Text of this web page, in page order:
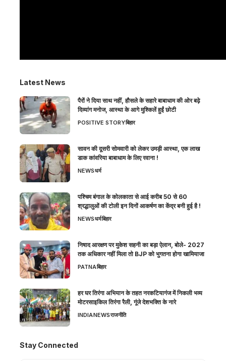
Latest News
पैरों ने दिया साथ नहीं, हौसले के सहारे बाबाधाम की ओर बढ़े
दिव्यांग मनोज, आस्था के आगे मुश्किलें हुईं छोटी
POSITIVE STORYबिहार
सावन की दूसरी सोमवारी को लेकर उमड़ी आस्था, एक लाख
डाक कांवरिया बाबाधाम के लिए रवाना !
NEWSधर्म
पश्चिम बंगाल के कोलकाता से आई करीब 50 से 60
श्रद्धालुओं की टोली इन दिनों आकर्षण का केंद्र बनी हुई है !
NEWSधर्मबिहार
निषाद आरक्षण पर मुकेश सहनी का बड़ा ऐलान, बोले- 2027
तक अधिकार नहीं मिला तो BJP को भुगतना होगा खामियाजा
PATNAबिहार
हर घर तिरंगा अभियान के तहत नरकटियागंज में निकली भव्य
मोटरसाइकिल तिरंगा रैली, गूंजे देशभक्ति के नारे
INDIANEWSराजनीति
Stay Connected